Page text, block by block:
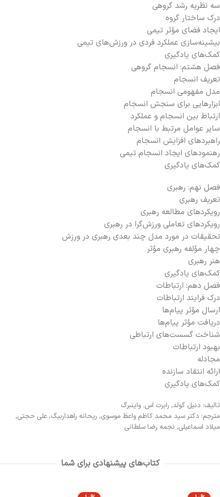
سه نظریه رشد گروهی
درک ساختار گروه
ایجاد فضای مؤثر تیمی
بیشینه‌سازی عملکرد فردی در ورزش‌های تیمی
کمک‌های یادگیری
فصل هشتم: انسجام گروهی
تعریف انسجام
مدل مفهومی انسجام
ابزارهایی برای سنجش انسجام
ارتباط بین انسجام و عملکرد
سایر عوامل مرتبط با انسجام
راهبردهای افزایش انسجام
رهنمودهای ایجاد انسجام تیمی
کمک‌های یادگیری
فصل نهم: رهبری
تعریف رهبری
رویکردهای مطالعه رهبری
رویکردهای تعاملی ورزش‌گرا در رهبری
تحقیقات در مورد مدل چند بعدی رهبری در ورزش
چهار مؤلفه رهبری مؤثر
هنر رهبری
کمک‌های یادگیری
فصل دهم: ارتباطات
درک فرایند ارتباطات
ارسال مؤثر پیام‌ها
دریافت مؤثر پیام‌ها
شناخت گسست‌های ارتباطی
بهبود ارتباطات
مجادله
ارائه انتقاد سازنده
کمک‌های یادگیری
تالیف: دنیل گولد, رابرت اس. واینبرگ
مترجم: دکتر سید محمد کاظم واعظ موسوی, ریحانه راهداربیگ, علی حجتی,
میلاد اسماعیلی, نجمه رضا سلطانی
کتاب‌های پیشنهادی برای شما